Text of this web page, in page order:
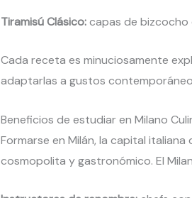
Tiramisú Clásico:capas de bizcocho
Cada receta es minuciosamente
adaptarlas a gustos
Beneficios de estudiar en Milano
Formarse en Milán, la capital
cosmopolita y gastronómico. El